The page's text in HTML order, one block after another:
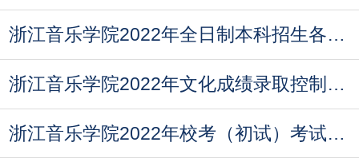
浙江音乐学院2022年全日制本科招生各专业（综合）
浙江音乐学院2022年文化成绩录取控制分数线
浙江音乐学院2022年校考（初试）考试须知和视频制